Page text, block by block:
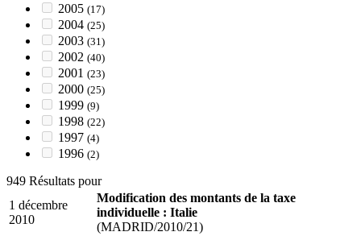
2005 (17)
2004 (25)
2003 (31)
2002 (40)
2001 (23)
2000 (25)
1999 (9)
1998 (22)
1997 (4)
1996 (2)
949 Résultats pour
1 décembre
2010
Modification des montants de la taxe
individuelle : Italie
(MADRID/2010/21)